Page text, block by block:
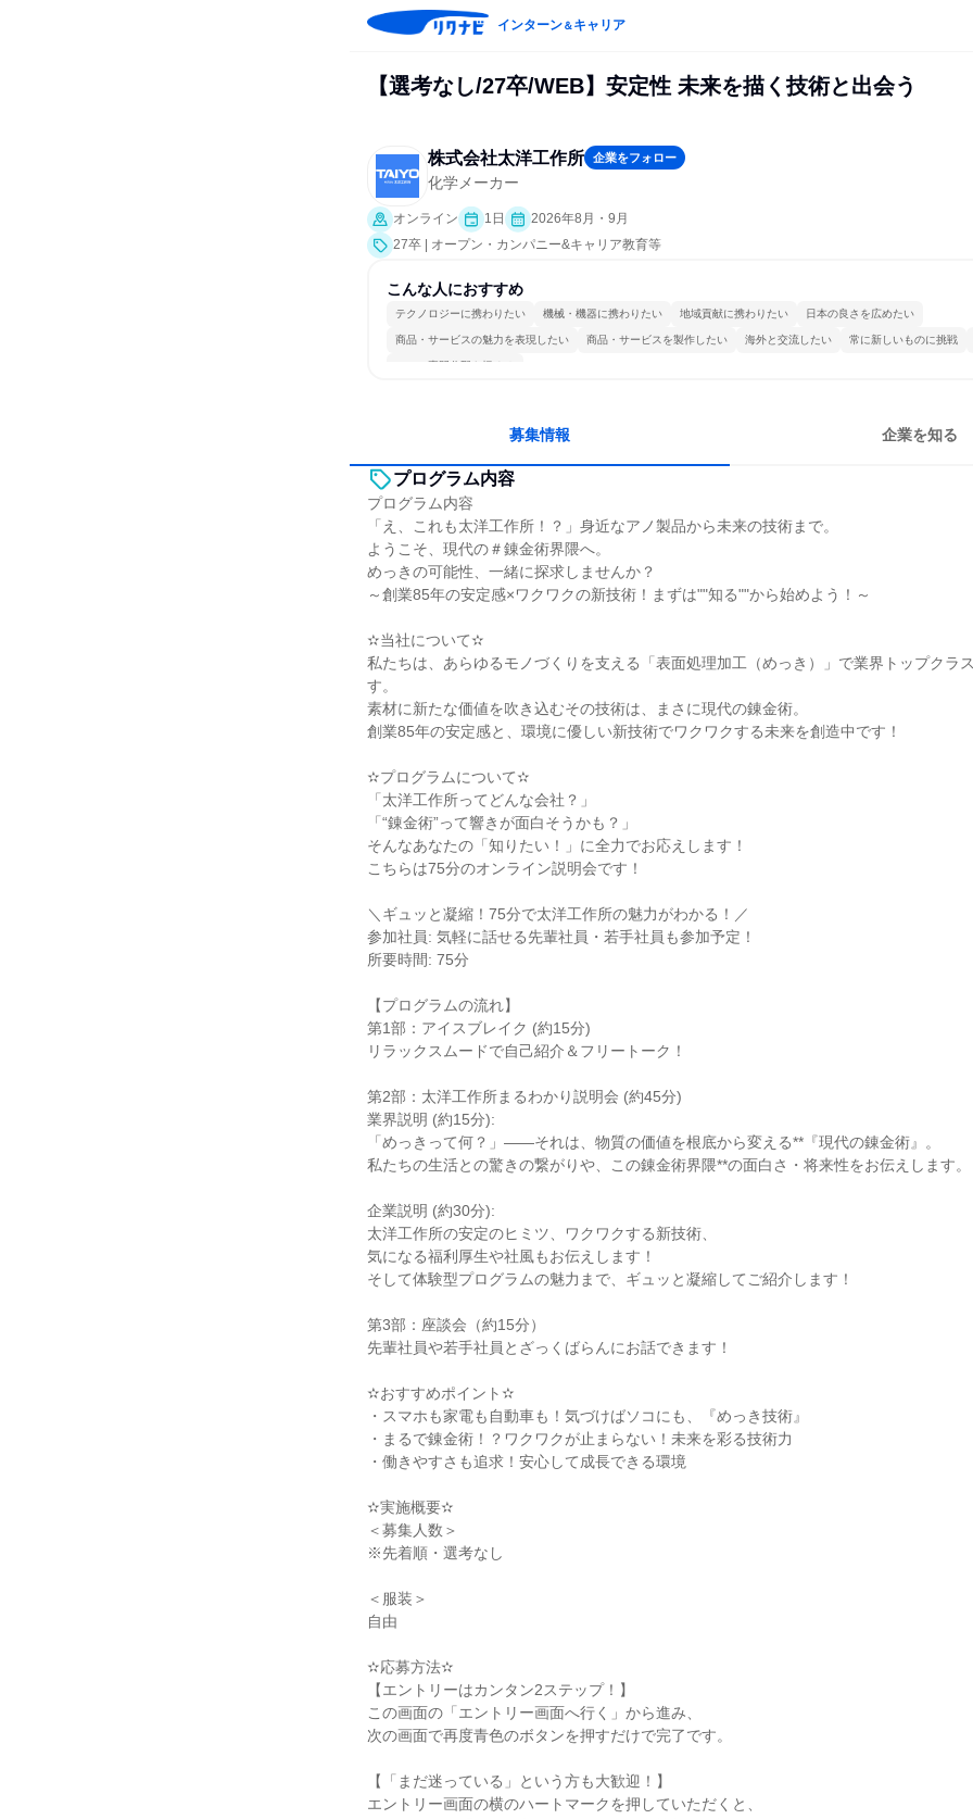
インターン＆キャリア
【選考なし/27卒/WEB】安定性 未来を描く技術と出会う
株式会社太洋工作所 企業をフォロー
化学メーカー
オンライン 1日
2026年8月・9月
27卒 | オープン・カンパニー&キャリア教育等
こんな人におすすめ
テクノロジーに携わりたい 機械・機器に携わりたい 地域貢献に携わりたい 日本の良さを広めたい
商品・サービスの魅力を表現したい 商品・サービスを製作したい 海外と交流したい 常に新しいものに挑戦
一つの専門分野を極める
募集情報 企業を知る
プログラム内容
プログラム内容
「え、これも太洋工作所！？」身近なアノ製品から未来の技術まで。
ようこそ、現代の＃錬金術界隈へ。
めっきの可能性、一緒に探求しませんか？
～創業85年の安定感×ワクワクの新技術！まずは""知る""から始めよう！～
✫当社について✫
私たちは、あらゆるモノづくりを支える「表面処理加工（めっき）」で業界トップクラ
す。
素材に新たな価値を吹き込むその技術は、まさに現代の錬金術。
創業85年の安定感と、環境に優しい新技術でワクワクする未来を創造中です！
✫プログラムについて✫
「太洋工作所ってどんな会社？」
「“錬金術”って響きが面白そうかも？」
そんなあなたの「知りたい！」に全力でお応えします！
こちらは75分のオンライン説明会です！
＼ギュッと凝縮！75分で太洋工作所の魅力がわかる！／
参加社員: 気軽に話せる先輩社員・若手社員も参加予定！
所要時間: 75分
【プログラムの流れ】
第1部：アイスブレイク (約15分)
リラックスムードで自己紹介＆フリートーク！
第2部：太洋工作所まるわかり説明会 (約45分)
業界説明 (約15分):
「めっきって何？」――それは、物質の価値を根底から変える**『現代の錬金術』。
私たちの生活との驚きの繋がりや、この錬金術界隈**の面白さ・将来性をお伝えします。
企業説明 (約30分):
太洋工作所の安定のヒミツ、ワクワクする新技術、
気になる福利厚生や社風もお伝えします！
そして体験型プログラムの魅力まで、ギュッと凝縮してご紹介します！
第3部：座談会（約15分）
先輩社員や若手社員とざっくばらんにお話できます！
✫おすすめポイント✫
・スマホも家電も自動車も！気づけばソコにも、『めっき技術』
・まるで錬金術！？ワクワクが止まらない！未来を彩る技術力
・働きやすさも追求！安心して成長できる環境
✫実施概要✫
＜募集人数＞
※先着順・選考なし
＜服装＞
自由
✫応募方法✫
【エントリーはカンタン2ステップ！】
この画面の「エントリー画面へ行く」から進み、
次の画面で再度青色のボタンを押すだけで完了です。
【「まだ迷っている」という方も大歓迎！】
エントリー画面の横のハートマークを押していただくと、